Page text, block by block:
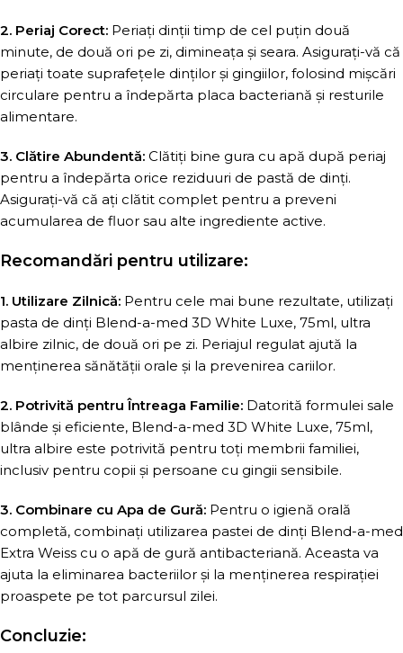
2. Periaj Corect: Periați dinții timp de cel puțin două
minute, de două ori pe zi, dimineața și seara. Asigurați-vă că
periați toate suprafețele dinților și gingiilor, folosind mișcări
circulare pentru a îndepărta placa bacteriană și resturile
alimentare.
3. Clătire Abundentă: Clătiți bine gura cu apă după periaj
pentru a îndepărta orice reziduuri de pastă de dinți.
Asigurați-vă că ați clătit complet pentru a preveni
acumularea de fluor sau alte ingrediente active.
Recomandări pentru utilizare:
1. Utilizare Zilnică: Pentru cele mai bune rezultate, utilizați
pasta de dinți Blend-a-med 3D White Luxe, 75ml, ultra
albire zilnic, de două ori pe zi. Periajul regulat ajută la
menținerea sănătății orale și la prevenirea cariilor.
2. Potrivită pentru Întreaga Familie: Datorită formulei sale
blânde și eficiente, Blend-a-med 3D White Luxe, 75ml,
ultra albire este potrivită pentru toți membrii familiei,
inclusiv pentru copii și persoane cu gingii sensibile.
3. Combinare cu Apa de Gură: Pentru o igienă orală
completă, combinați utilizarea pastei de dinți Blend-a-med
Extra Weiss cu o apă de gură antibacteriană. Aceasta va
ajuta la eliminarea bacteriilor și la menținerea respirației
proaspete pe tot parcursul zilei.
Concluzie: